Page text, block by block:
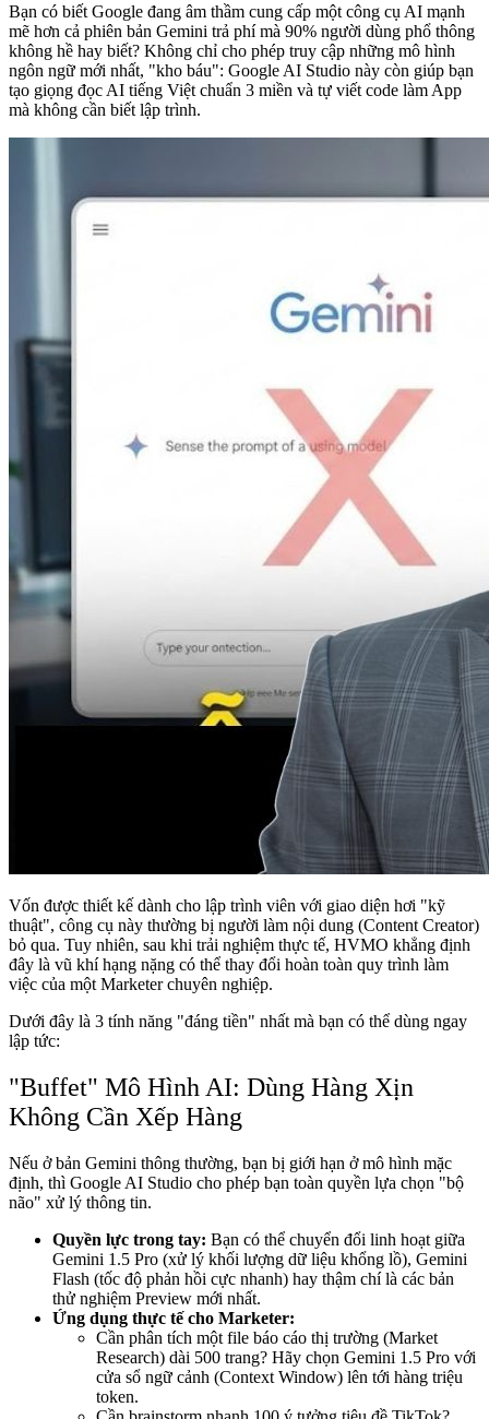
Bạn có biết Google đang âm thầm cung cấp một công cụ AI mạnh
mẽ hơn cả phiên bản Gemini trả phí mà 90% người dùng phổ thông
không hề hay biết? Không chỉ cho phép truy cập những mô hình
ngôn ngữ mới nhất, "kho báu": Google AI Studio này còn giúp bạn
tạo giọng đọc AI tiếng Việt chuẩn 3 miền và tự viết code làm App
mà không cần biết lập trình.
Vốn được thiết kế dành cho lập trình viên với giao diện hơi "kỹ
thuật", công cụ này thường bị người làm nội dung (Content Creator)
bỏ qua. Tuy nhiên, sau khi trải nghiệm thực tế, HVMO khẳng định
đây là vũ khí hạng nặng có thể thay đổi hoàn toàn quy trình làm
việc của một Marketer chuyên nghiệp.
Dưới đây là 3 tính năng "đáng tiền" nhất mà bạn có thể dùng ngay
lập tức:
"Buffet" Mô Hình AI: Dùng Hàng Xịn
Không Cần Xếp Hàng
Nếu ở bản Gemini thông thường, bạn bị giới hạn ở mô hình mặc
định, thì Google AI Studio cho phép bạn toàn quyền lựa chọn "bộ
não" xử lý thông tin.
Quyền lực trong tay: Bạn có thể chuyển đổi linh hoạt giữa
Gemini 1.5 Pro (xử lý khối lượng dữ liệu khổng lồ), Gemini
Flash (tốc độ phản hồi cực nhanh) hay thậm chí là các bản
thử nghiệm Preview mới nhất.
Ứng dụng thực tế cho Marketer:
Cần phân tích một file báo cáo thị trường (Market
Research) dài 500 trang? Hãy chọn Gemini 1.5 Pro với
cửa sổ ngữ cảnh (Context Window) lên tới hàng triệu
token.